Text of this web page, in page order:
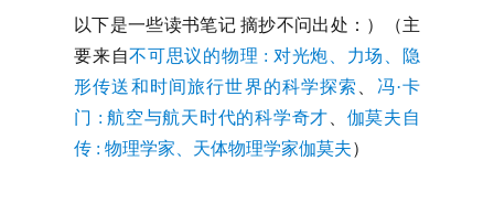
以下是一些读书笔记 摘抄不问出处：）（主
要来自不可思议的物理 : 对光炮、力场、隐
形传送和时间旅行世界的科学探索
冯·卡
门 : 航空与航天时代的科学奇才
伽莫夫自
传 : 物理学家、天体物理学家伽莫夫）